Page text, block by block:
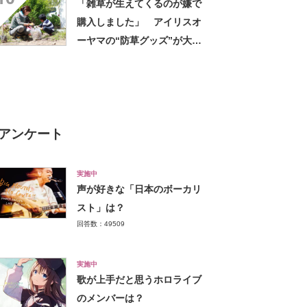
「雑草が生えてくるのが嫌で
購入しました」 アイリスオ
ーヤマの“防草グッズ”が大人
アンケート
実施中
声が好きな「日本のボーカリ
スト」は？
回答数：49509
実施中
歌が上手だと思うホロライブ
のメンバーは？